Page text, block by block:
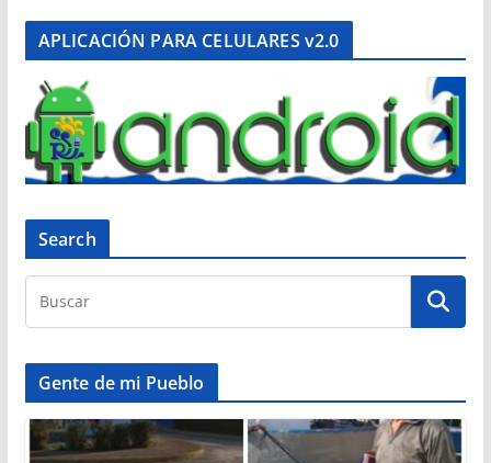
APLICACIÓN PARA CELULARES v2.0
Search
Gente de mi Pueblo